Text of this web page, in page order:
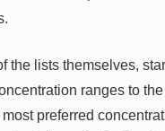
the lists themselves,
ranges to the
preferred